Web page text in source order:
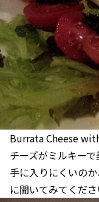
Burrata Cheese
チーズがミルキー
手に入りにくいの
に聞いてみてくださ